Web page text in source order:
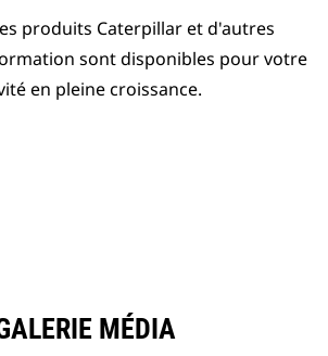
produits Caterpillar et d'autres
sont disponibles pour votre
en pleine croissance.
MÉDIA